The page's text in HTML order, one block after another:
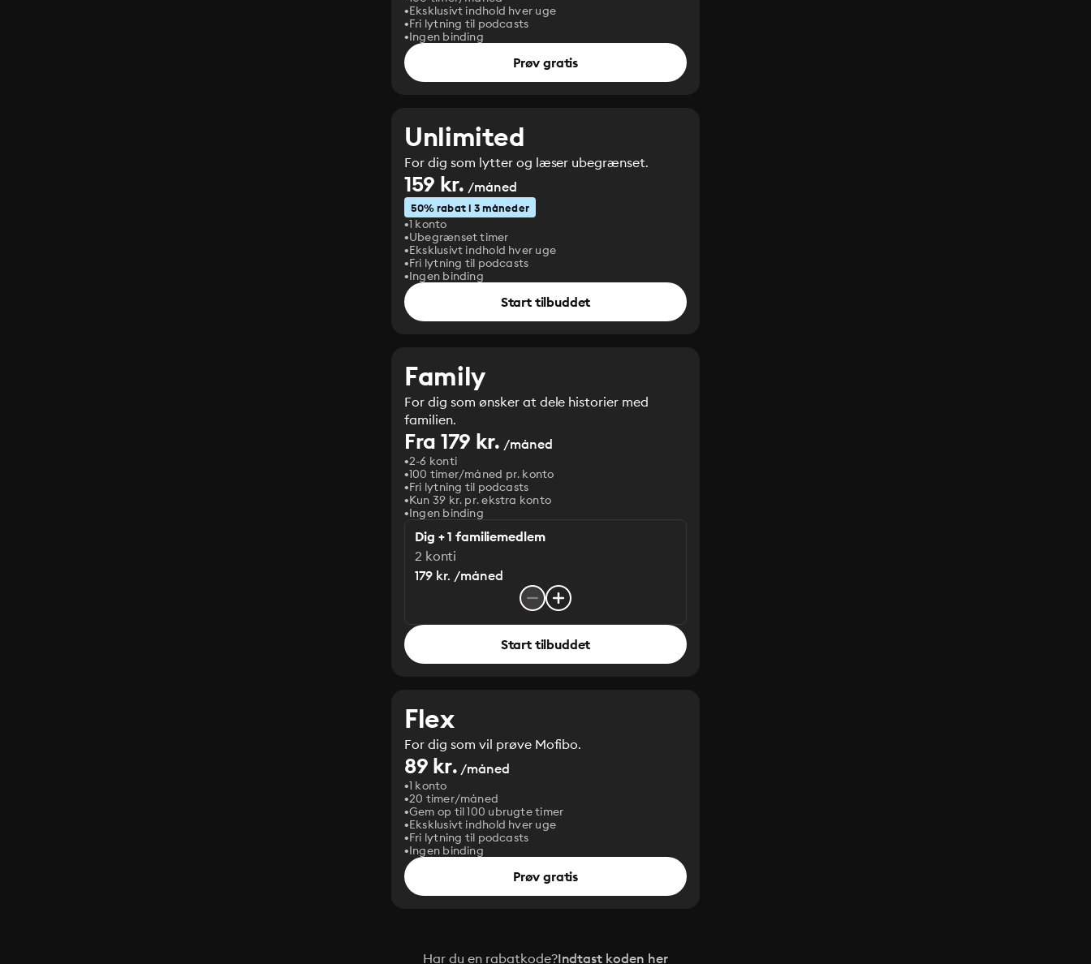
Eksklusivt indhold hver uge
Fri lytning til podcasts
Ingen binding
Prøv gratis
Unlimited
For dig som lytter og læser ubegrænset.
159 kr. /måned
50% rabat i 3 måneder
1 konto
Ubegrænset timer
Eksklusivt indhold hver uge
Fri lytning til podcasts
Ingen binding
Start tilbuddet
Family
For dig som ønsker at dele historier med
familien.
Fra 179 kr. /måned
2-6 konti
100 timer/måned pr. konto
Fri lytning til podcasts
Kun 39 kr. pr. ekstra konto
Ingen binding
Dig + 1 familiemedlem
2 konti
179 kr. /måned
Start tilbuddet
Flex
For dig som vil prøve Mofibo.
89 kr. /måned
1 konto
20 timer/måned
Gem op til 100 ubrugte timer
Eksklusivt indhold hver uge
Fri lytning til podcasts
Ingen binding
Prøv gratis
Har du en rabatkode?Indtast koden her